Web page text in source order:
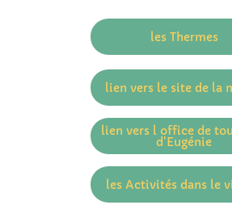
les Activités dans le
les Thermes
lien vers le site de la
lien vers l office de
d'Eugénie